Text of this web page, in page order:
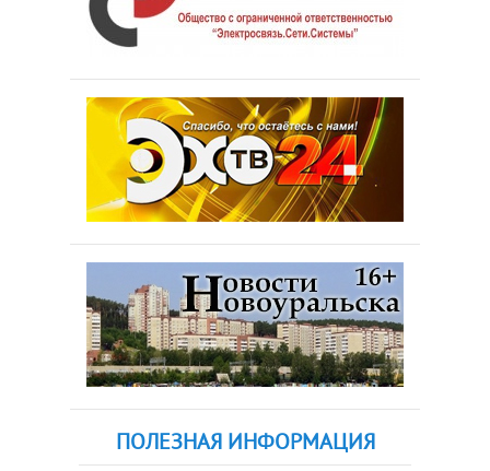
ПОЛЕЗНАЯ ИНФОРМАЦИЯ